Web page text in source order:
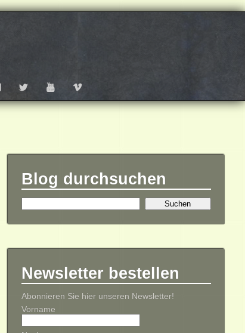
T Y V
Blog durchsuchen
Newsletter bestellen
Abonnieren Sie hier unseren Newsletter!
Vorname